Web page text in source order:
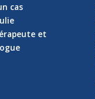
cas
et